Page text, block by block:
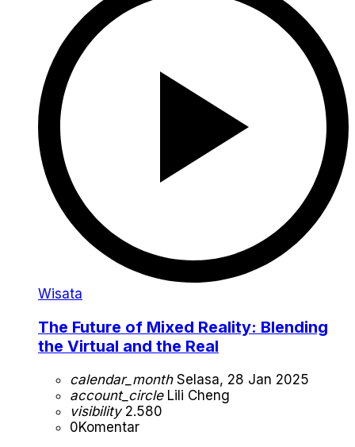
Wisata
The Future of Mixed Reality: Blending
the Virtual and the Real
calendar_monthSelasa, 28 Jan 2025
account_circleLili Cheng
visibility2.580
0Komentar